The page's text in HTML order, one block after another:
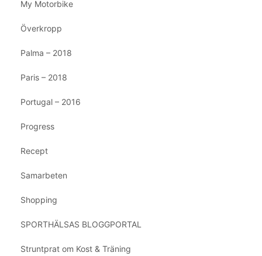
My Motorbike
Överkropp
Palma – 2018
Paris – 2018
Portugal – 2016
Progress
Recept
Samarbeten
Shopping
SPORTHÄLSAS BLOGGPORTAL
Struntprat om Kost & Träning